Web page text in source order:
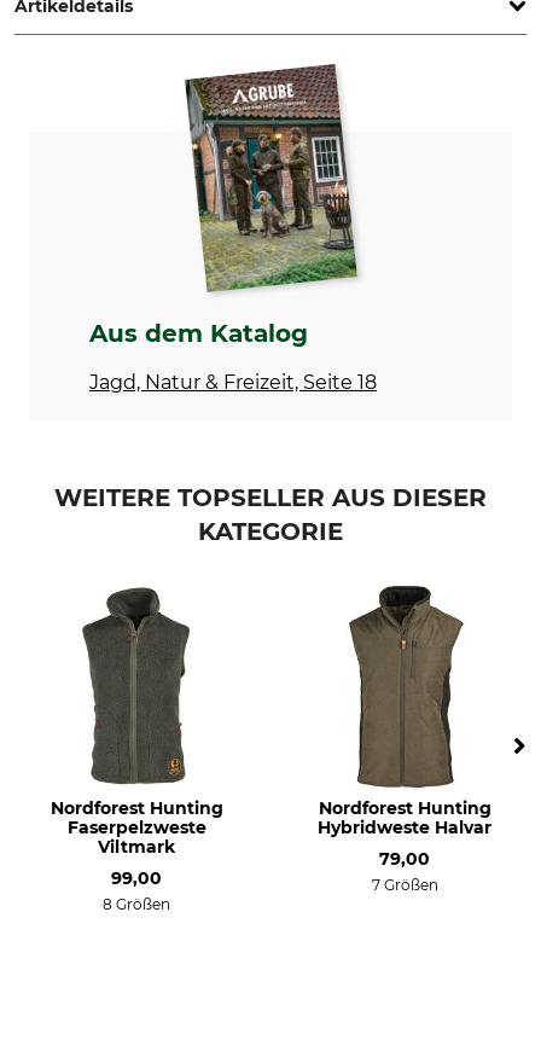
Artikeldetails
Produkttyp
Fleeceweste
Modellbezeichnung
Oberstoff
100% Polyester
Nichttextile Teile tierischen
Ursprungs
Ja
Waschen
40 °C Buntwäsche
Nicht bleichen
Trocknen
Bügeln
Professionelle Textilpflege
Nicht trockenreinigen
Anlass
Ansitz
Pirsch
Atmungsaktivität
Eigenschaften
geräuscharm
Jahreszeit
ganzjährig
Nein
regular
dark olive
Konfektionsgröße
Aus dem Katalog
Jagd, Natur & Freizeit, Seite 18
WEITERE TOPSELLER AUS DIESER
KATEGORIE
Nordforest Hunting
Faserpelzweste
Viltmark
99,00
8 Größen
Nordforest Hunting
Hybridweste Halvar
79,00
7 Größen